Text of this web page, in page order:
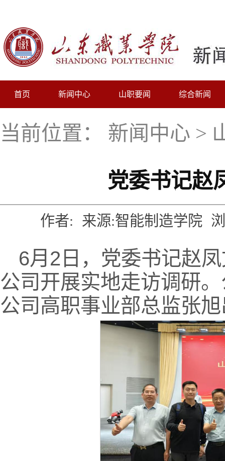
首页 新闻中心 山职要闻 综合新闻
当前位置： 新闻中心 >
党委书记赵
作者: 来源:智能制造学院
6月2日，党委书记赵
公司开展实地走访调研
公司高职事业部总监张